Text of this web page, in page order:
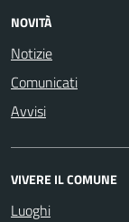
NOVITÀ
Notizie
Comunicati
Avvisi
VIVERE IL COMUNE
Luoghi